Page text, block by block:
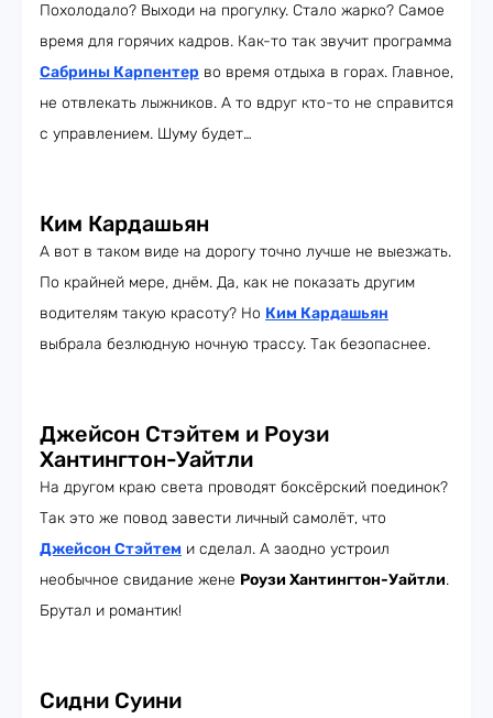
Похолодало? Выходи на прогулку. Стало жарко? Самое
время для горячих кадров. Как-то так звучит программа
Сабрины Карпентер во время отдыха в горах. Главное,
не отвлекать лыжников. А то вдруг кто-то не справится
с управлением. Шуму будет…
Ким Кардашьян
А вот в таком виде на дорогу точно лучше не выезжать.
По крайней мере, днём. Да, как не показать другим
водителям такую красоту? Но Ким Кардашьян
выбрала безлюдную ночную трассу. Так безопаснее.
Джейсон Стэйтем и Роузи
Хантингтон-Уайтли
На другом краю света проводят боксёрский поединок?
Так это же повод завести личный самолёт, что
Джейсон Стэйтем и сделал. А заодно устроил
необычное свидание жене Роузи Хантингтон-Уайтли.
Брутал и романтик!
Сидни Суини